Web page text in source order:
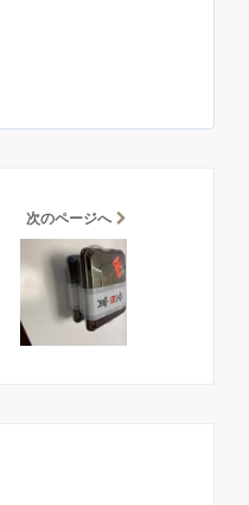
次のページへ